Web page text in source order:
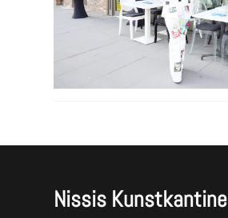
Nissis Kunstkantine